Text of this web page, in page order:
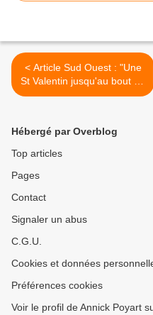
< Article Sud Ouest : "Une
St Valentin jusqu'au bout de
la nuit"
Hébergé par Overblog
Top articles
Pages
Contact
Signaler un abus
C.G.U.
Cookies et données
Préférences cookies
Voir le profil de Annick Poyart